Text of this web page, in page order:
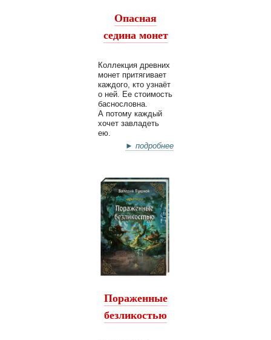
Опасная
седина монет
Коллекция древних
монет притягивает
каждого, кто узнаёт
о ней. Ее стоимость
баснословна.
А потому каждый
хочет завладеть
ею.
► подробнее
Пораженные
безликостью